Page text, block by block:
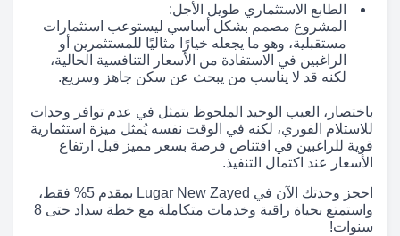
الطابع الاستثماري طويل الأجل:
المشروع مصمم بشكل أساسي ليستوعب استثمارات
مستقبلية، وهو ما يجعله خيارًا مثاليًا للمستثمرين أو
الراغبين في الاستفادة من الأسعار التنافسية الحالية،
لكنه قد لا يناسب من يبحث عن سكن جاهز وسريع.
باختصار، العيب الوحيد الملحوظ يتمثل في عدم توافر وحدات
للاستلام الفوري، لكنه في الوقت نفسه يُمثل ميزة استثمارية
قوية للراغبين في اقتناص فرصة بسعر مميز قبل ارتفاع
الأسعار عند اكتمال التنفيذ.
احجز وحدتك الآن في Lugar New Zayed بمقدم 5% فقط،
واستمتع بحياة راقية وخدمات متكاملة مع خطة سداد حتى 8
سنوات!